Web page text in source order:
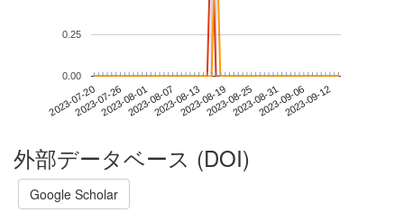
2023-07-202023-07-262023-08-012023-08-072023-08-132023-08-192023-08-252023-08-312023-09-062023-09-12
0.00
0.25
外部データベース (DOI)
Google Scholar